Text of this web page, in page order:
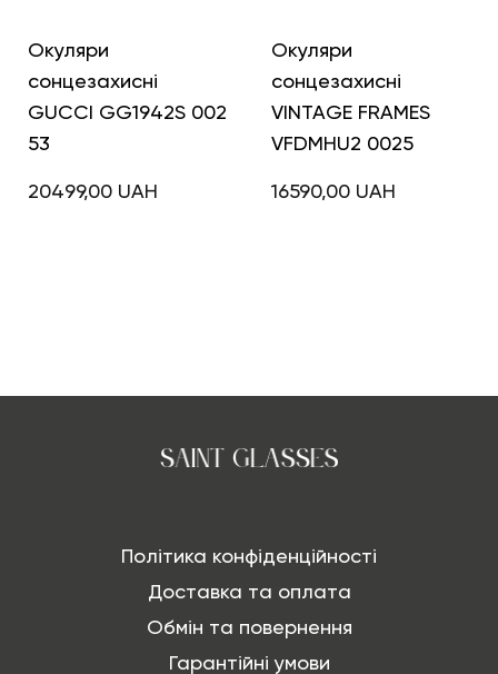
Окуляри
сонцезахисні
GUCCI GG1942S 002
53
20499,00 UAH
Окуляри
сонцезахисні
VINTAGE FRAMES
VFDMHU2 0025
16590,00 UAH
Політика конфіденційності
Доставка та оплата
Обмін та повернення
Гарантійні умови